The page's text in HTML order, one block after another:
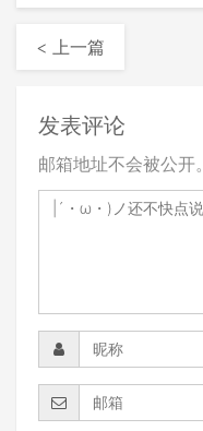
< 上一篇
发表评论
邮箱地址不会被公开。